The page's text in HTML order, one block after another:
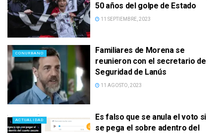
50 años del golpe de Estado
11 SEPTIEMBRE, 2023
CONURBANO
Familiares de Morena se
reunieron con el secretario de
Seguridad de Lanús
11 AGOSTO, 2023
ACTUALIDAD
Es falso que se anula el voto si
se pega el sobre adentro del